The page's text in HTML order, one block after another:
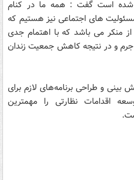
شده است گفت : همه ما در کنام
های اجتماعی نیز هستیم که
منکر می باشد که با اهتمام جدی
و در نتیجه کاهش جمعیت زندان
و طراحی برنامه‌های لازم برای
اقدامات نظارتی را مهمترین